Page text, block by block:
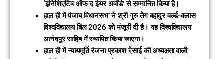
‘इनिशिएटिव ऑफ द ईयर अवॉर्ड’ से सम्मानित किया है।
हाल ही में पंजाब विधानसभा ने श्री गुरु तेग बहादुर वर्ल्ड-क्लास
विश्वविद्यालय बिल 2026 को मंजूरी दी है। यह विश्वविद्यालय
आनंदपुर साहिब में स्थापित किया जाएगा।
हाल ही में न्यायमूर्ति रंजना प्रकाश देसाई की अध्यक्षता वाली